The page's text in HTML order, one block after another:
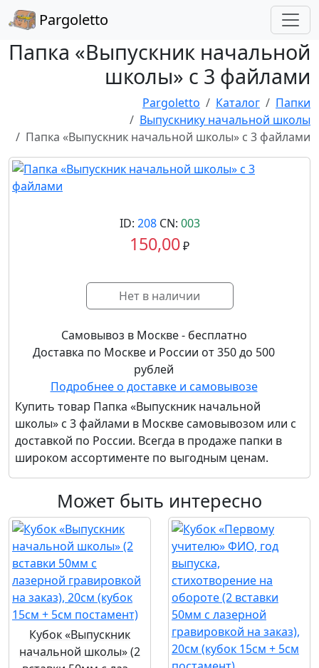
Pargoletto
Папка «Выпускник начальной
школы» с 3 файлами
Pargoletto Каталог
Папки
Выпускнику начальной школы
Папка «Выпускник начальной школы» с 3 файлами
ID: 208CN: 003
150,00₽
Нет в наличии
Самовывоз в Москве - бесплатно
Доставка по Москве и России от 350 до 500
рублей
Подробнее о доставке и самовывозе
Купить товар Папка «Выпускник начальной
школы» с 3 файлами в Москве самовывозом или с
доставкой по России. Всегда в продаже папки в
широком ассортименте по выгодным ценам.
Может быть интересно
Кубок «Выпускник
начальной школы» (2